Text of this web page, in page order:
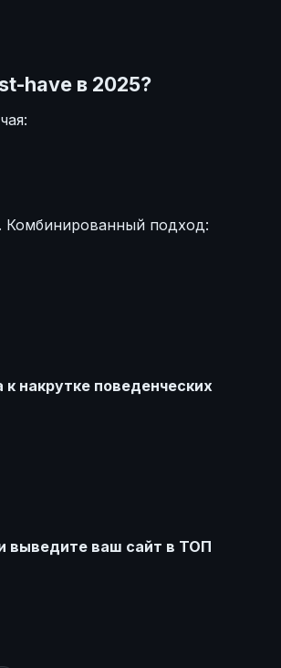
have в 2025?
Комбинированный подход:
накрутке поведенческих
выведите ваш сайт в ТОП